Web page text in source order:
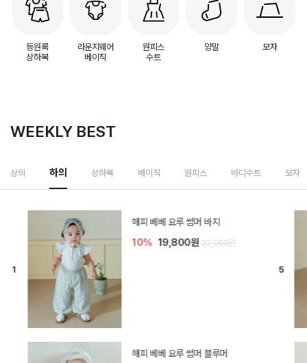
등원룩
상하복
라운지웨어
베이직
원피스
수트
양말 모자
WEEKLY BEST
상의 하의 상하복 베이직 원피스 바디수트 모자
[SIZE ~6Y] 델린 린넨 바지
10% 21,600원 24,000원
듀이 아기 바지